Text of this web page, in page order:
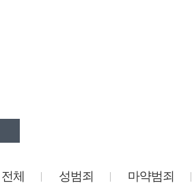
전체 성범죄 마약범죄